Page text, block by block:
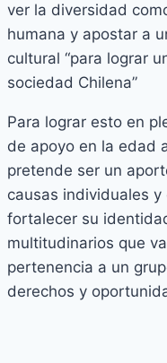
ver la diversidad
humana y apostar a
cultural “para lograr
sociedad Chilena”
Para lograr esto en
de apoyo en la edad
pretende ser un
causas individuales
fortalecer su
multitudinarios que
pertenencia a un
derechos y